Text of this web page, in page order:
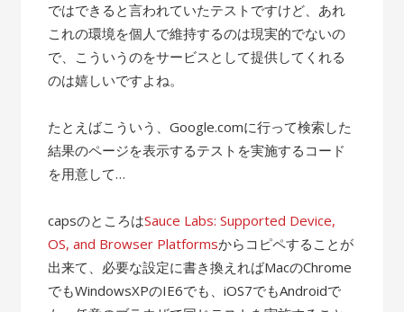
ではできると言われていたテストですけど、あれ
これの環境を個人で維持するのは現実的でないの
で、こういうのをサービスとして提供してくれる
のは嬉しいですよね。
たとえばこういう、Google.comに行って検索した
結果のページを表示するテストを実施するコード
を用意して…
capsのところはSauce Labs: Supported Device,
OS, and Browser Platformsからコピペすることが
出来て、必要な設定に書き換えればMacのChrome
でもWindowsXPのIE6でも、iOS7でもAndroidで